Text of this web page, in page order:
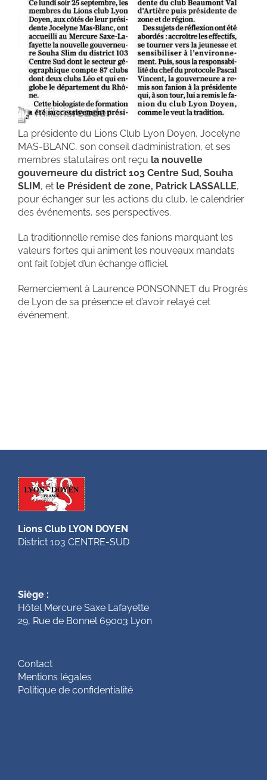
La présidente du Lions Club Lyon Doyen, Jocelyne
MAS-BLANC, son conseil d’administration, et ses
membres statutaires ont reçu la nouvelle
gouverneure du district 103 Centre Sud, Souha
SLIM, et le Président de zone, Patrick LASSALLE,
pour échanger sur les actions du club, le calendrier
des événements, ses perspectives.
La traditionnelle remise des fanions marquant les
valeurs fortes qui animent les nouveaux mandats
ont fait l’objet d’un échange officiel.
Remerciement à Laurence PONSONNET du Progrès
de Lyon de sa présence et d’avoir relayé cet
événement.
Lions Club LYON DOYEN
District 103 CENTRE-SUD
Siège :
Hôtel Mercure Saxe Lafayette
29, Rue de Bonnel 69003 Lyon
Contact
Mentions légales
Politique de confidentialité